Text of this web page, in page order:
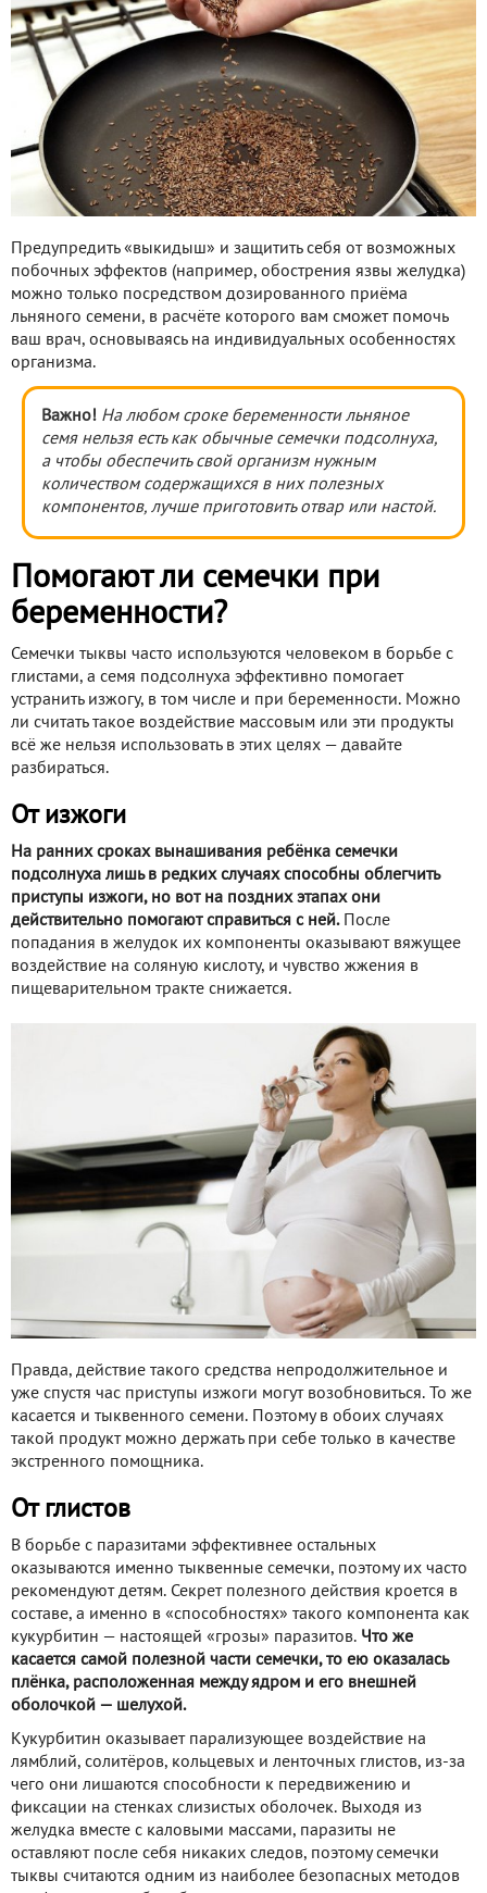
Предупредить «выкидыш» и защитить себя от возможных
побочных эффектов (например, обострения язвы желудка)
можно только посредством дозированного приёма
льняного семени, в расчёте которого вам сможет помочь
ваш врач, основываясь на индивидуальных особенностях
организма.
Важно! На любом сроке беременности льняное
семя нельзя есть как обычные семечки подсолнуха,
а чтобы обеспечить свой организм нужным
количеством содержащихся в них полезных
компонентов, лучше приготовить отвар или настой.
Помогают ли семечки при
беременности?
Семечки тыквы часто используются человеком в борьбе с
глистами, а семя подсолнуха эффективно помогает
устранить изжогу, в том числе и при беременности. Можно
ли считать такое воздействие массовым или эти продукты
всё же нельзя использовать в этих целях — давайте
разбираться.
От изжоги
На ранних сроках вынашивания ребёнка семечки
подсолнуха лишь в редких случаях способны облегчить
приступы изжоги, но вот на поздних этапах они
действительно помогают справиться с ней.После
попадания в желудок их компоненты оказывают вяжущее
воздействие на соляную кислоту, и чувство жжения в
пищеварительном тракте снижается.
Правда, действие такого средства непродолжительное и
уже спустя час приступы изжоги могут возобновиться. То же
касается и тыквенного семени. Поэтому в обоих случаях
такой продукт можно держать при себе только в качестве
экстренного помощника.
От глистов
В борьбе с паразитами эффективнее остальных
оказываются именно тыквенные семечки, поэтому их часто
рекомендуют детям. Секрет полезного действия кроется в
составе, а именно в «способностях» такого компонента как
кукурбитин — настоящей «грозы» паразитов. Что же
касается самой полезной части семечки, то ею оказалась
плёнка, расположенная между ядром и его внешней
оболочкой — шелухой.
Кукурбитин оказывает парализующее воздействие на
лямблий, солитёров, кольцевых и ленточных глистов, из-за
чего они лишаются способности к передвижению и
фиксации на стенках слизистых оболочек. Выходя из
желудка вместе с каловыми массами, паразиты не
оставляют после себя никаких следов, поэтому семечки
тыквы считаются одним из наиболее безопасных методов